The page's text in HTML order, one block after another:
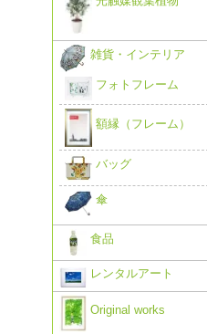
雑貨・インテリア
フォトフレーム
額縁（フレーム）
バッグ
傘
食品
レンタルアート
Original works